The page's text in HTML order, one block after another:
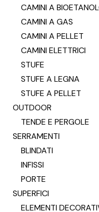
CAMINI A
CAMINI A GAS
CAMINI A PELLET
CAMINI ELETTRICI
STUFE
STUFE A LEGNA
STUFE A PELLET
OUTDOOR
TENDE E PERGOLE
SERRAMENTI
BLINDATI
INFISSI
PORTE
SUPERFICI
ELEMENTI